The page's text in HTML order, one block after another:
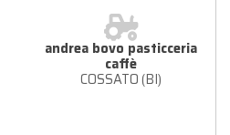
andrea bovo pasticceria
caffè
COSSATO (BI)